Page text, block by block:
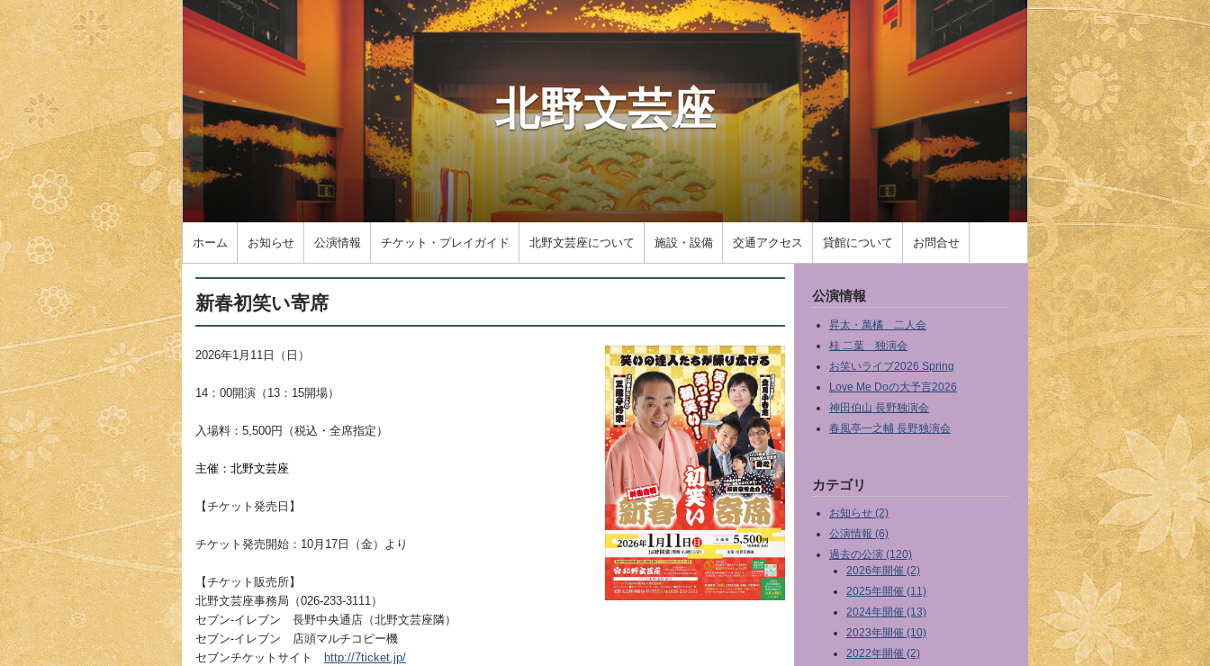
北野文芸座
ホーム お知らせ 公演情報 チケット・プレイガイド 北野文芸座について 施設・設備 交通アクセス 貸館について お問合せ
新春初笑い寄席
2026年1月11日（日）
14：00開演（13：15開場）
入場料：5,500円（税込・全席指定）
主催：北野文芸座
【チケット発売日】
チケット発売開始：10月17日（金）より
【チケット販売所】
北野文芸座事務局（026-233-3111）
セブン-イレブン 長野中央通店（北野文芸座隣）
セブン-イレブン 店頭マルチコピー機
セブンチケットサイト
http://7ticket.jp/
公演情報
昇太・萬橘 二人会
桂 二葉 独演会
お笑いライブ2026 Spring
Love Me Doの大予言2026
神田伯山 長野独演会
春風亭一之輔 長野独演会
カテゴリ
お知らせ (2)
公演情報 (6)
過去の公演 (120)
2026年開催 (2)
2025年開催 (11)
2024年開催 (13)
2023年開催 (10)
2022年開催 (2)